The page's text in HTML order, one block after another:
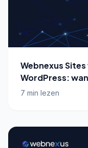
Webnexus
WordPress:
7 min lezen